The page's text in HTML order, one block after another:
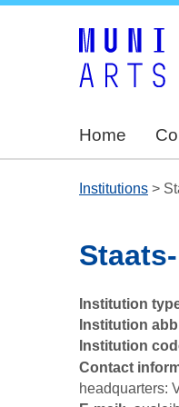
Home
Institutions >
Institution
Institution
Institution
Contact
headquarters: